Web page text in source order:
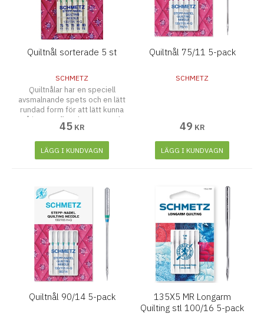
Quiltnål sorterade 5 st
SCHMETZ
Quiltnålar har en speciell
avsmalnande spets och en lätt
rundad form för att lätt kunna
gå igenom flera lager tyg och
vadd.Storlek 75 3 st, 90 2 st.
45 KR
LÄGG I KUNDVAGN
Quiltnål 75/11 5-pack
SCHMETZ
49 KR
LÄGG I KUNDVAGN
Quiltnål 90/14 5-pack
135X5 MR Longarm
Quilting stl 100/16 5-pack